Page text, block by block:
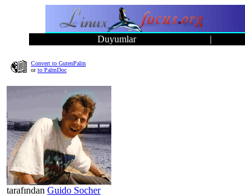
Duyumlar |
Convert to GutenPalm
orto PalmDoc
tarafından Guido Socher